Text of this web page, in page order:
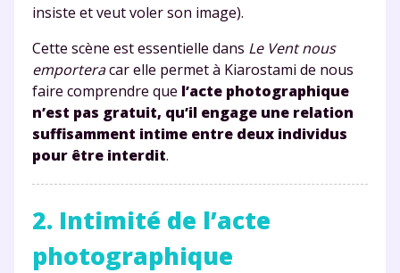
insiste et veut voler son image).
Cette scène est essentielle dans Le Vent nous
emporteracar elle permet à Kiarostami de nous
faire comprendre que l’acte photographique
n’est pas gratuit, qu’il engage une relation
suffisamment intime entre deux individus
pour être interdit.
2. Intimité de l’acte
photographique